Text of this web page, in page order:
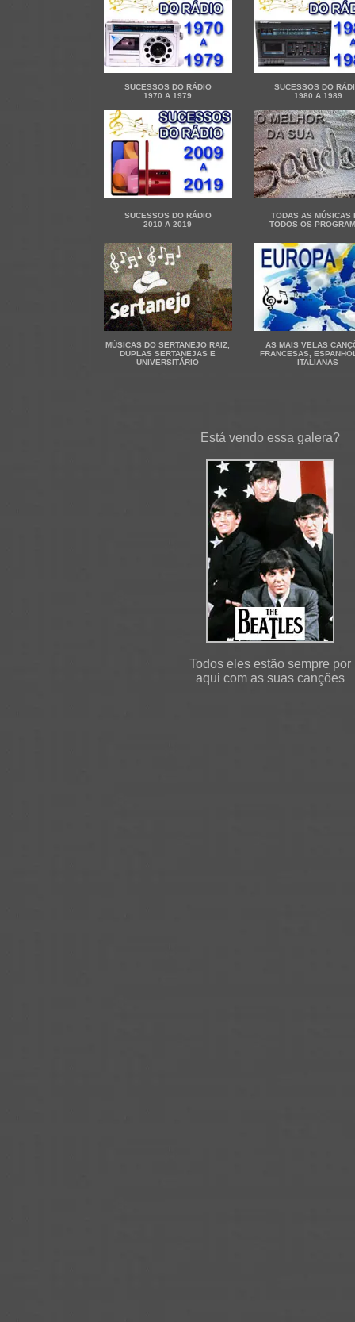
SUCESSOS DO RÁDIO
1970 A 1979
SUCESSOS DO
1980 A 1989
SUCESSOS DO RÁDIO
2010 A 2019
TODAS AS MÚSICAS
TODOS OS
MÚSICAS DO SERTANEJO RAIZ,
DUPLAS SERTANEJAS E
UNIVERSITÁRIO
AS MAIS VELAS
FRANCESAS,
ITALIANAS
Está vendo essa galera?
Todos eles estão sempre por
aqui com as suas canções